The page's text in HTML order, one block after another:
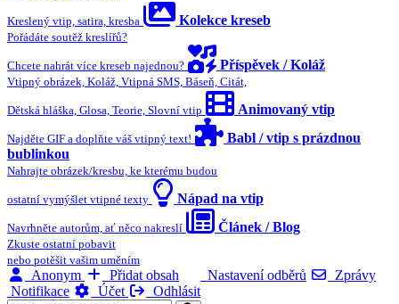
Kreslený vtip, satira, kresba Kolekce kreseb
Pořádáte soutěž kreslířů?
Chcete nahrát více kreseb najednou? Příspěvek / Koláž
Vtipný obrázek, Koláž, Vtipná SMS, Báseň, Citát,
Dětská hláška, Glosa, Teorie, Slovní vtip Animovaný vtip
Najděte GIF a doplňte váš vtipný text!
Babl / vtip s prázdnou
bublinkou
Nahrajte obrázek/kresbu, ke kterému budou
ostatní vymýšlet vtipné texty Nápad na vtip
Navrhněte autorům, ať něco nakreslí Článek / Blog
Zkuste ostatní pobavit
nebo potěšit vašim uměním
Anonym Přidat obsah Nastavení odběrů
Zprávy
Notifikace
Účet Odhlásit